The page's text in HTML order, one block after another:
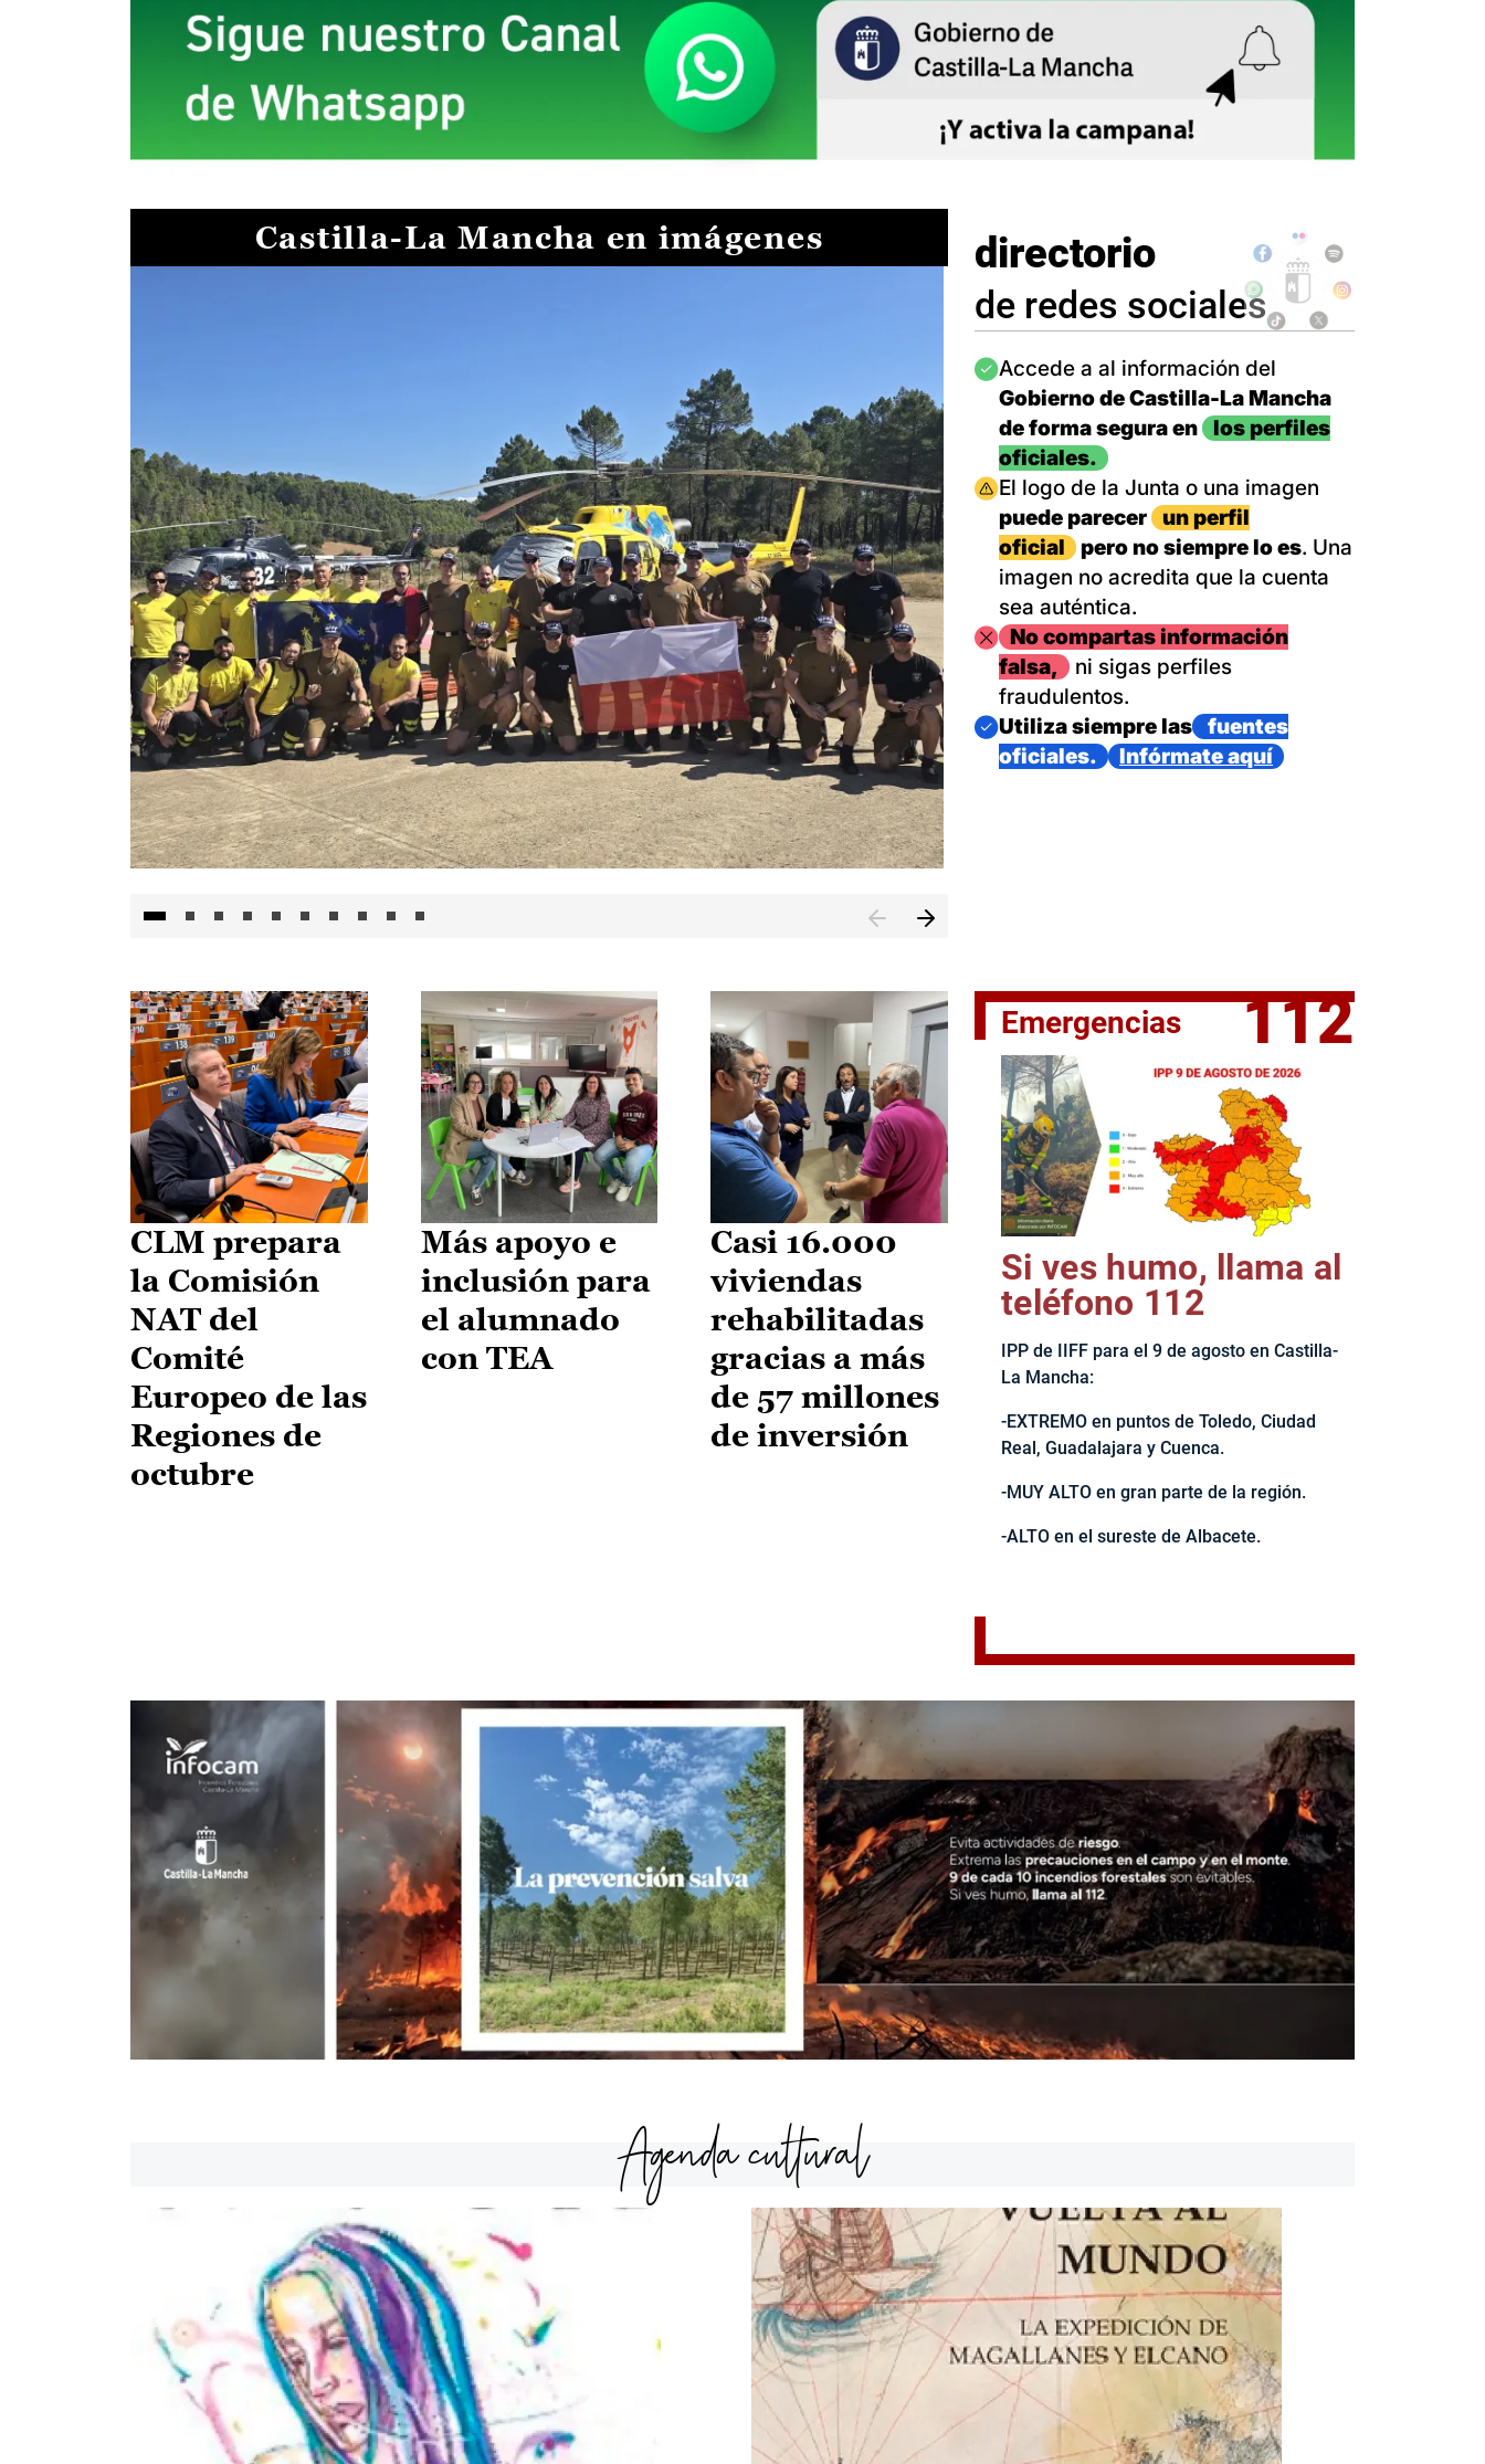
Castilla-La Mancha en imágenes
II Vuelta Ciclista CLM LEADER
directorio
de redes sociales
Imagen
Accede a al información del
Gobierno de Castilla-La Mancha
de forma segura en
los perfiles
oficiales.
Imagen
El logo de la Junta o una imagen
puede parecer
un perfil
oficial
pero no siempre lo es. Una
imagen no acredita que la cuenta
sea auténtica.
ImagenNo compartas información
falsa,
ni sigas perfiles
fraudulentos.
Imagen
Utiliza siempre las
fuentes
oficiales.
Infórmate aquí
CLM prepara
la Comisión
NAT del
Comité
Europeo de las
Regiones de
octubre
Más apoyo e
inclusión para
el alumnado
con TEA
Casi 16.000
viviendas
rehabilitadas
gracias a más
de 57 millones
de inversión
Emergencias 112
Si ves humo, llama al
teléfono 112
IPP de IIFF para el 9 de agosto en Castilla-
La Mancha:
-EXTREMO en puntos de Toledo, Ciudad
Real, Guadalajara y Cuenca.
-MUY ALTO en gran parte de la región.
-ALTO en el sureste de Albacete.
Agenda cultural